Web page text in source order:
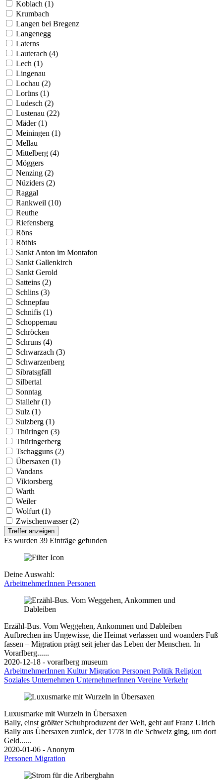
Koblach (1)
Krumbach
Langen bei Bregenz
Langenegg
Laterns
Lauterach (4)
Lech (1)
Lingenau
Lochau (2)
Lorüns (1)
Ludesch (2)
Lustenau (22)
Mäder (1)
Meiningen (1)
Mellau
Mittelberg (4)
Möggers
Nenzing (2)
Nüziders (2)
Raggal
Rankweil (10)
Reuthe
Riefensberg
Röns
Röthis
Sankt Anton im Montafon
Sankt Gallenkirch
Sankt Gerold
Satteins (2)
Schlins (3)
Schnepfau
Schnifis (1)
Schoppernau
Schröcken
Schruns (4)
Schwarzach (3)
Schwarzenberg
Sibratsgfäll
Silbertal
Sonntag
Stallehr (1)
Sulz (1)
Sulzberg (1)
Thüringen (3)
Thüringerberg
Tschagguns (2)
Übersaxen (1)
Vandans
Viktorsberg
Warth
Weiler
Wolfurt (1)
Zwischenwasser (2)
Treffer anzeigen
Es wurden 39 Einträge gefunden
Deine Auswahl:
ArbeitnehmerInnen Personen
Erzähl-Bus. Vom Weggehen, Ankommen und Dableiben
Aufbrechen ins Ungewisse, die Heimat verlassen und woanders Fuß
fassen – Migration prägt seit jeher das Leben der Menschen. In
Vorarlberg......
2020-12-18 - vorarlberg museum
ArbeitnehmerInnen KulturMigration Personen Politik Religion
Soziales Unternehmen UnternehmerInnen Vereine Verkehr
Luxusmarke mit Wurzeln in Übersaxen
Bally, einst größter Schuhproduzent der Welt, geht auf Franz Ulrich
Bally aus Übersaxen zurück, der 1778 in die Schweiz ging, um dort
Geld......
2020-01-06 - Anonym
Personen Migration